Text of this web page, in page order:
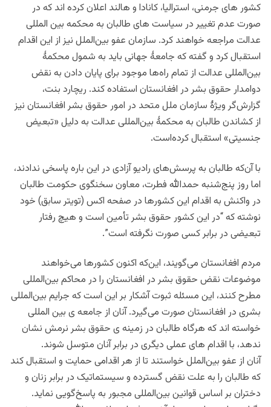
کشور های جرمنی، استرالیا، کانادا و هالند اعلان کرده اند که در
صورت عدم تغییر در سیاست های طالبان به محکمه بین المللی
عدالت مراجعه خواهند کرد. سازمان عفو بین‌الملل نیز از این اقدام
استقبال کرد و گفته که جامعهٔ جهانی باید به شمول محکمهٔ
بین‌المللی عدالت از تمام راه‌ها موجود برای پایان دادن به نقض
دوامدار حقوق بشر در افغانستان استفاده کند. ریچارد بنت،
گزارش‌گر ویژهٔ سازمان ملل متحد در امور حقوق بشر افغانستان نیز
از کشاندن طالبان به محکمهٔ بین‌المللی عدالت به دلیل «تبعیض
جنسیتی» استقبال کرده‌است.
با آن‌که طالبان به پرسش‌های رادیو آزادی در این باره پاسخی ندادند،
اما روز پنج‌شنبه حمدالله فطرت، معاون سخنگوی حکومت طالبان
در واکنش به اقدام این کشورها در صفحه اکس (تویتر سابق) خود
نوشته که “در این کشور حقوق بشر تأمین است و هیچ رفتار
تبعیضی در برابر کسی صورت نگرفته است”.
مردم افغانستان می‌گویند، این‌که اکنون کشورها می‌خواهند
موضوعات نقض حقوق بشر در افغانستان را در محاکم بین‌المللی
مطرح کنند، این مسئله ثبوت آشکار بر این است که جرایم بین‌المللی
بشری در افغانستان صورت می‌گیرد. آنان از جامعه ی بین المللی
خواسته اند که هرگاه طالبان در زمینه ی حقوق بشر نرمش نشان
ندهد، با اقدام های عملی دیگری در برابر آنان متوسل شوند.
آنان از عفو بین‌الملل خواستند تا از هر اقدامی حمایت و استقبال کند
که طالبان را به علت نقض گسترده و سیستماتیک در برابر زنان و
دختران بر اساس قوانین بین‌المللی مجبور به پاسخ‌گویی نماید.